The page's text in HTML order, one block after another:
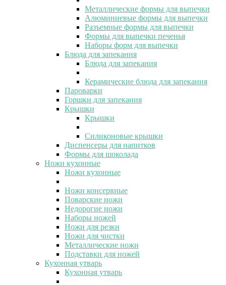
Металлические формы для выпечки
Алюминиевые формы для выпечки
Разъемные формы для выпечки
Формы для выпечки печенья
Наборы форм для выпечки
Блюда для запекания
Блюда для запекания
Керамические блюда для запекания
Пароварки
Горшки для запекания
Крышки
Крышки
Силиконовые крышки
Диспенсеры для напитков
Формы для шоколада
Ножи кухонные
Ножи кухонные
Ножи консервные
Поварские ножи
Недорогие ножи
Наборы ножей
Ножи для резки
Ножи для чистки
Металлические ножи
Подставки для ножей
Кухонная утварь
Кухонная утварь